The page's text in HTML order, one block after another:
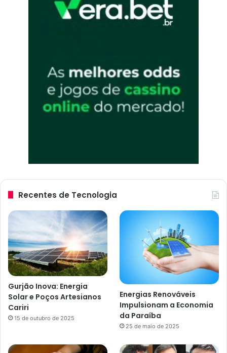
Recentes de Tecnologia
Gurjão Inova: Energia
Solar e Poços Artesianos
Cariri
15 de outubro de 2025
Energias Renováveis
Impulsionam a Economia
da Paraíba
25 de maio de 2025